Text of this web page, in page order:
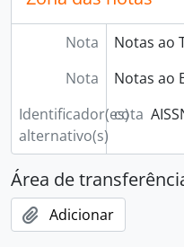
Nota
Notas ao
Nota
Notas ao
Identificador(es)
alternativo(s)
cota
Área de
Adicionar